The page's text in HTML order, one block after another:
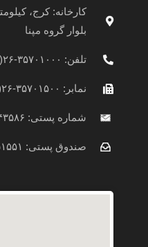
a
m
d
i
n
n
a
p
a
r
a
بلوار گروه مپنا
تلفن: ۳۵۷۰۱۰۰۰-۲۶(۹۸+)
نمابر: ۳۵۷۰۱۵۰۰-۲۶(۹۸+)
شماره پستی: ۳۱۶۷۶۴۳۵۸۶
صندوق پستی: ۳۱۵۸۵۱۵۵۱